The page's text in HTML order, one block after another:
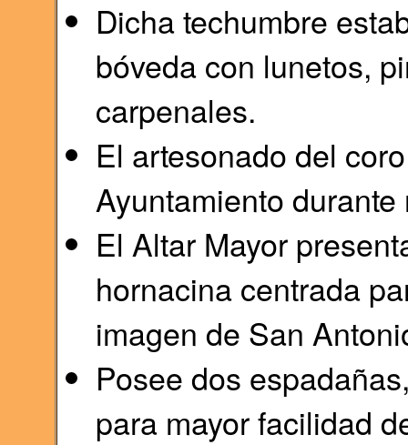
Dicha techumbre
bóveda con lunetos,
carpenales.
El artesonado del
Ayuntamiento
El Altar Mayor
hornacina centrada
imagen de San
Posee dos
para mayor facilidad